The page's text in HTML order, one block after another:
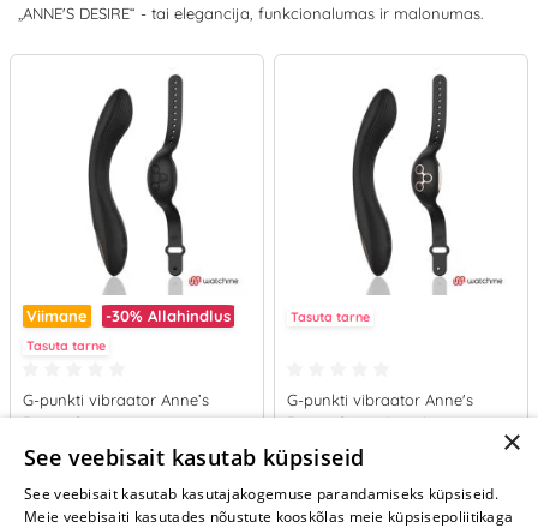
„ANNE'S DESIRE“ - tai elegancija, funkcionalumas ir malonumas.
Viimane -30% Allahindlus
Tasuta tarne
G-punkti vibraator Anne’s
Desire Curve
50.37 € 71.95 €
LISA OSTUKORVI
Tasuta tarne
G-punkti vibraator Anne's
Desire Curve (must)
71.95 €
LISA OSTUKORVI
×
See veebisait kasutab küpsiseid
See veebisait kasutab kasutajakogemuse parandamiseks küpsiseid.
Meie veebisaiti kasutades nõustute kooskõlas meie küpsisepoliitikaga